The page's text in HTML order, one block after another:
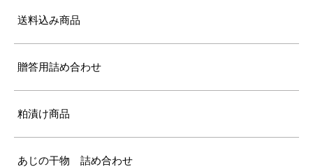
送料込み商品
贈答用詰め合わせ
粕漬け商品
あじの干物 詰め合わせ